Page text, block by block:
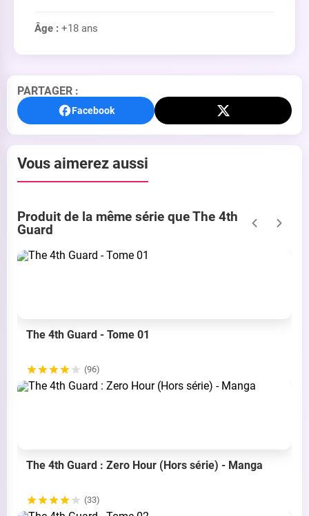
Âge : +18 ans
PARTAGER :
Facebook
Vous aimerez aussi
Produit de la même série que The 4th
Guard
The 4th Guard - Tome 01
(96)
The 4th Guard : Zero Hour (Hors série) - Manga
(33)